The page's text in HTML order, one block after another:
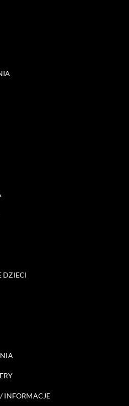
DZIECI
INFORMACJE